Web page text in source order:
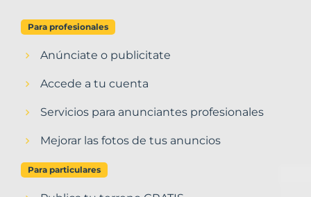
Para profesionales
Anúnciate o publicitate
Accede a tu cuenta
Servicios para anunciantes profesionales
Mejorar las fotos de tus anuncios
Para particulares